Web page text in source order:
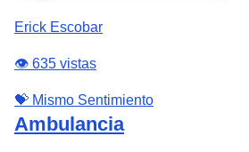
Erick Escobar
👁️ 635 vistas
💝 Mismo Sentimiento
Ambulancia